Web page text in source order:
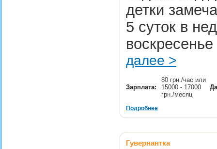
детки
5 суток в
далее >
Зарплата:
80 грн./час или
15000 - 17000
грн./месяц
Подробнее
Гувернантка